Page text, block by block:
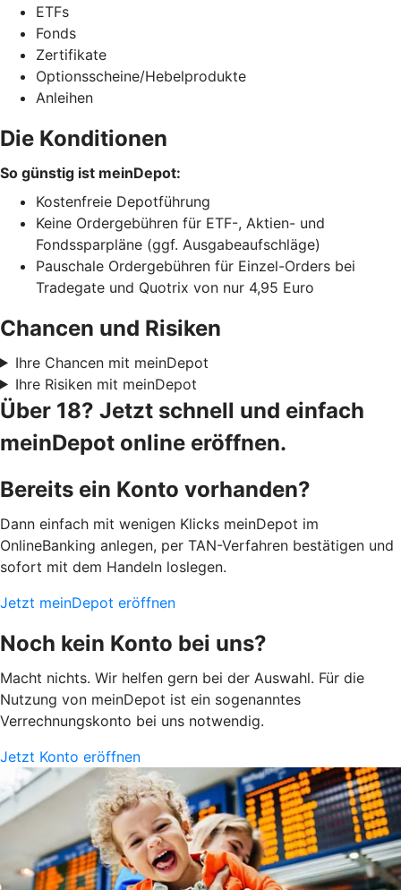
ETFs
Fonds
Zertifikate
Optionsscheine/Hebelprodukte
Anleihen
Die Konditionen
So günstig ist meinDepot:
Kostenfreie Depotführung
Keine Ordergebühren für ETF-, Aktien- und
Fondssparpläne (ggf. Ausgabeaufschläge)
Pauschale Ordergebühren für Einzel-Orders bei
Tradegate und Quotrix von nur 4,95 Euro
Chancen und Risiken
Ihre Chancen mit meinDepot
Ihre Risiken mit meinDepot
Über 18? Jetzt schnell und einfach
meinDepot online eröffnen.
Bereits ein Konto vorhanden?
Dann einfach mit wenigen Klicks meinDepot im
OnlineBanking anlegen, per TAN-Verfahren bestätigen und
sofort mit dem Handeln loslegen.
Jetzt meinDepot eröffnen
Noch kein Konto bei uns?
Macht nichts. Wir helfen gern bei der Auswahl. Für die
Nutzung von meinDepot ist ein sogenanntes
Verrechnungskonto bei uns notwendig.
Jetzt Konto eröffnen